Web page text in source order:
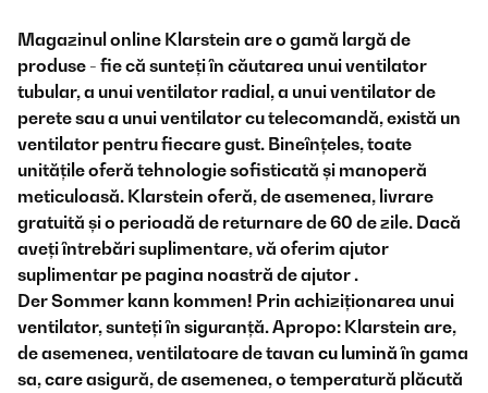
Magazinul online Klarstein are o gamă largă de
produse - fie că sunteți în căutarea unui ventilator
tubular, a unui ventilator radial, a unui ventilator de
perete sau a unui ventilator cu telecomandă, există un
ventilator pentru fiecare gust. Bineînțeles, toate
unitățile oferă tehnologie sofisticată și manoperă
meticuloasă. Klarstein oferă, de asemenea, livrare
gratuită și o perioadă de returnare de 60 de zile. Dacă
aveți întrebări suplimentare, vă oferim ajutor
suplimentar pe pagina noastră de ajutor .
Der Sommer kann kommen! Prin achiziționarea unui
ventilator, sunteți în siguranță. Apropo: Klarstein are,
de asemenea, ventilatoare de tavan cu luminăîn gama
sa, care asigură, de asemenea, o temperatură plăcută